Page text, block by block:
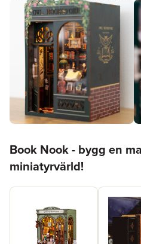
Book Nook - bygg en
miniatyrvärld!